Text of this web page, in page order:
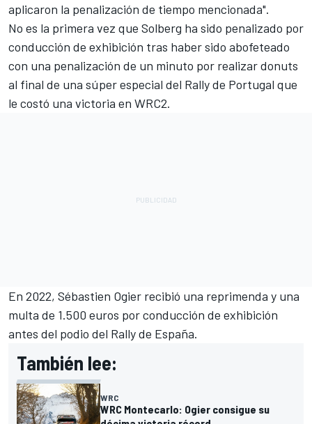
aplicaron la penalización de tiempo mencionada".
No es la primera vez que Solberg ha sido penalizado por
conducción de exhibición tras haber sido abofeteado
con una penalización de un minuto por realizar donuts
al final de una súper especial del Rally de Portugal que
le costó una victoria en WRC2.
En 2022, Sébastien Ogier recibió una reprimenda y una
multa de 1.500 euros por conducción de exhibición
antes del podio del Rally de España.
También lee:
WRC
WRC Montecarlo: Ogier consigue su